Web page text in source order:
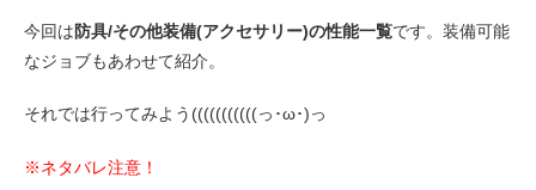
今回は防具/その他装備(アクセサリー)の性能一覧です。装備可能
なジョブもあわせて紹介。
それでは行ってみよう(((((((((((っ･ω･)っ
※ネタバレ注意！